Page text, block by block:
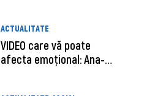
ACTUALITATE
VIDEO care vă poate
afecta emoțional: Ana-